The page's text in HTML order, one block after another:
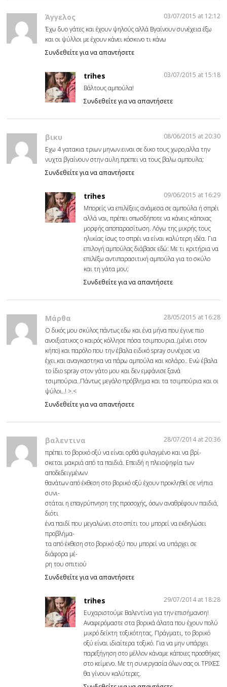
Άγγελος
03/07/2015 at 12:12
Έχω δυο γάτες και έχουν ψηλούς αλλά Βγαίνουν συνέχεια έξω
και οι ψύλλοι με έχουν κάνει κόσκινο τι κάνω
Συνδεθείτε για να απαντήσετε
trihes
03/07/2015 at 15:18
Βάλτους αμπούλα!
Συνδεθείτε για να απαντήσετε
βικυ
08/06/2015 at 20:30
Εχω 4 γατακια τριων μηνων.ειναι σε δικο τους χωρο,αλλα την
νυχτα βγαίνουν στην αυλη.πρεπει να τους βαλω αμπουλα;
Συνδεθείτε για να απαντήσετε
trihes
09/06/2015 at 16:29
Μπορείς να επιλέξεις ανάμεσα σε αμπούλα ή σπρέι
αλλά ναι, πρέπει οπωσδήποτε να κάνεις κάποιας
μορφής αποπαρασίτωση. Λόγω της μικρής τους
ηλικίας ίσως το σπρέι να είναι καλύτερη ιδέα. Για
επιλογή αμπούλας διάβασε εδώ: Με τι κριτήρια να
επιλέξω αντιπαρασιτική αμπούλα για το σκύλο
και τη γάτα μου;
Συνδεθείτε για να απαντήσετε
Μάρθα
28/05/2015 at 16:28
Ο δικός μου σκύλος πάντως εδω και ένα μήνα που έγινε πιο
ανοιξιατικος ο καιρός κόλλησε πόσα τσιμπουρια..(μένει στον
κήπο) και παρόλο που την έβαλα ειδικό spray συνέχισε να
έχει.και αναγκαστηκα να πάρω αμπούλα και κολάρο.. Ενώ έβαλα
το ίδιο spray στον γάτο μου και δεν εμφάνισε ξανά
τσιμπούρια..Πάντως μεγάλο πρόβλημα και τα τσιμπούρια και οι
ψύλοι..! >.<
Συνδεθείτε για να απαντήσετε
βαλεντινα
28/07/2014 at 20:36
πρέπει το βορικό οξύ να είναι ορθά φυλαγμένο και να βρί-
σκεται μακριά από τα παιδιά. Επειδή η πλειοψηφία των
αποδεδειγμένων
θανάτων από έκθεση στο βορικό οξύ έχουν προκληθεί σε νήπια
συνι-
στάται η επαγρύπνηση της προσοχής, όσων αναθρέφουν παιδιά,
διότι
ένα παιδί που μεγαλώνει στο σπίτι του μπορεί να εκδηλώσει
προβλήμα-
τα από έκθεση στο βορικό οξύ που μπορεί να υπάρχει σε
διάφορα μέ-
ρη του σπιτιού
Συνδεθείτε για να απαντήσετε
trihes
29/07/2014 at 18:28
Ευχαριστούμε Βαλεντίνα για την επισήμανση!
Αναφερόμαστε στα βορικά άλατα που έχουν πολύ
μικρό δείκτη τοξικότητας. Πράγματι, το βορικό
οξύ είναι ιδιαίτερα τοξικό. Για να μην υπάρχει
παρεξήγηση στο μέλλον κάναμε κάποιες προσθήκες
στο κείμενο. Με τη συνεργασία όλων σας οι ΤΡΙΧΕΣ
θα γίνουν καλύτερες.